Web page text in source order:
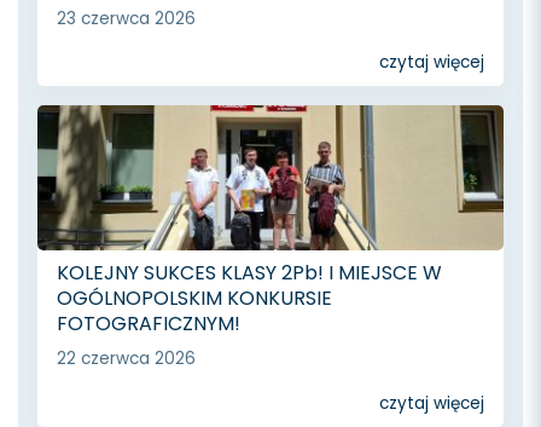
23 czerwca 2026
czytaj więcej
KOLEJNY SUKCES KLASY 2Pb! I MIEJSCE W
OGÓLNOPOLSKIM KONKURSIE
FOTOGRAFICZNYM!
22 czerwca 2026
czytaj więcej